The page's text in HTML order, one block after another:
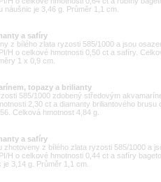
náušnic je 3,46 g. Průměr 1,1 cm.
a safíry
z bílého zlata ryzosti 585/1000 a jsou
H o celkové hmotnosti 0,50 ct a safíry.
1 x 0,9 cm.
topazy a brilianty
585/1000 zdobený středovým
2,30 ct a diamanty briliantového brusu
Celková hmotnost 4,84 g.
a safíry
zhotoveny z bílého zlata ryzosti 585/1000 a
H o celkové hmotnosti 0,44 ct a safíry
3,14 g. Průměr 1,1 cm.